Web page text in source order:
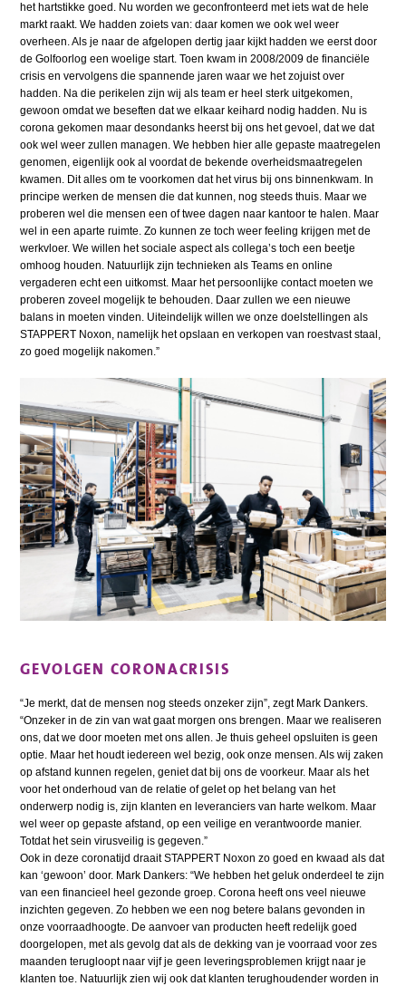
het hartstikke goed. Nu worden we geconfronteerd met iets wat de hele
markt raakt. We hadden zoiets van: daar komen we ook wel weer
overheen. Als je naar de afgelopen dertig jaar kijkt hadden we eerst door
de Golfoorlog een woelige start. Toen kwam in 2008/2009 de financiële
crisis en vervolgens die spannende jaren waar we het zojuist over
hadden. Na die perikelen zijn wij als team er heel sterk uitgekomen,
gewoon omdat we beseften dat we elkaar keihard nodig hadden. Nu is
corona gekomen maar desondanks heerst bij ons het gevoel, dat we dat
ook wel weer zullen managen. We hebben hier alle gepaste maatregelen
genomen, eigenlijk ook al voordat de bekende overheidsmaatregelen
kwamen. Dit alles om te voorkomen dat het virus bij ons binnenkwam. In
principe werken de mensen die dat kunnen, nog steeds thuis. Maar we
proberen wel die mensen een of twee dagen naar kantoor te halen. Maar
wel in een aparte ruimte. Zo kunnen ze toch weer feeling krijgen met de
werkvloer. We willen het sociale aspect als collega’s toch een beetje
omhoog houden. Natuurlijk zijn technieken als Teams en online
vergaderen echt een uitkomst. Maar het persoonlijke contact moeten we
proberen zoveel mogelijk te behouden. Daar zullen we een nieuwe
balans in moeten vinden. Uiteindelijk willen we onze doelstellingen als
STAPPERT Noxon, namelijk het opslaan en verkopen van roestvast staal,
zo goed mogelijk nakomen.”
GEVOLGEN CORONACRISIS
“Je merkt, dat de mensen nog steeds onzeker zijn”, zegt Mark Dankers.
“Onzeker in de zin van wat gaat morgen ons brengen. Maar we realiseren
ons, dat we door moeten met ons allen. Je thuis geheel opsluiten is geen
optie. Maar het houdt iedereen wel bezig, ook onze mensen. Als wij zaken
op afstand kunnen regelen, geniet dat bij ons de voorkeur. Maar als het
voor het onderhoud van de relatie of gelet op het belang van het
onderwerp nodig is, zijn klanten en leveranciers van harte welkom. Maar
wel weer op gepaste afstand, op een veilige en verantwoorde manier.
Totdat het sein virusveilig is gegeven.”
Ook in deze coronatijd draait STAPPERT Noxon zo goed en kwaad als dat
kan ‘gewoon’ door. Mark Dankers: “We hebben het geluk onderdeel te zijn
van een financieel heel gezonde groep. Corona heeft ons veel nieuwe
inzichten gegeven. Zo hebben we een nog betere balans gevonden in
onze voorraadhoogte. De aanvoer van producten heeft redelijk goed
doorgelopen, met als gevolg dat als de dekking van je voorraad voor zes
maanden terugloopt naar vijf je geen leveringsproblemen krijgt naar je
klanten toe. Natuurlijk zien wij ook dat klanten terughoudender worden in